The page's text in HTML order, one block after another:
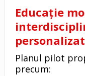
Educație
Planul pilot
precum: